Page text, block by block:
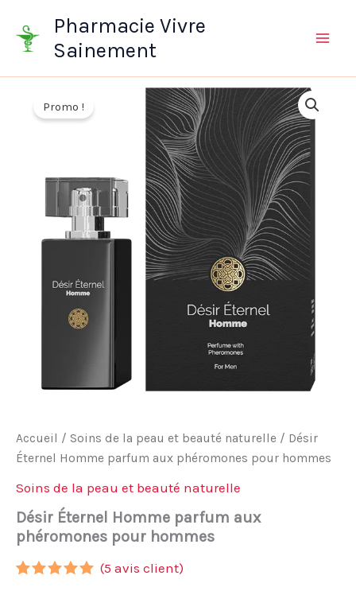
contenu
Pharmacie Vivre
Sainement
Promo !
Accueil / Soins de la peau et beauté naturelle / Désir
Éternel Homme parfum aux phéromones pour hommes
Soins de la peau et beauté naturelle
Désir Éternel Homme parfum aux
phéromones pour hommes
(5 avis client)